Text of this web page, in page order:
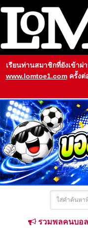
เรียนท่านสมาชิกที่ยังเข้าผ่
www.lomtoe1.com ครั้งต่
รวมพลคนบอ